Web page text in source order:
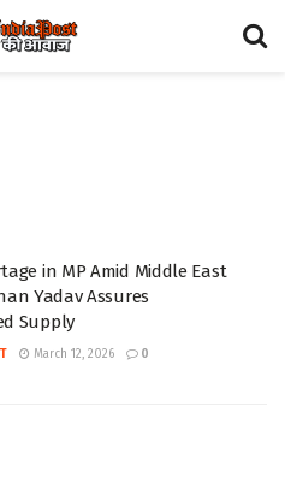
in MP Amid Middle East
Yadav Assures
Supply
March 12, 2026 0